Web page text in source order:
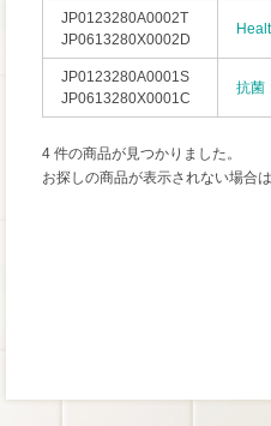
JP0123280A0002T
JP0613280X0002D
JP0123280A0001S
JP0613280X0001C
抗菌
4 件の商品が見つかりました。
お探しの商品が表示されない場合